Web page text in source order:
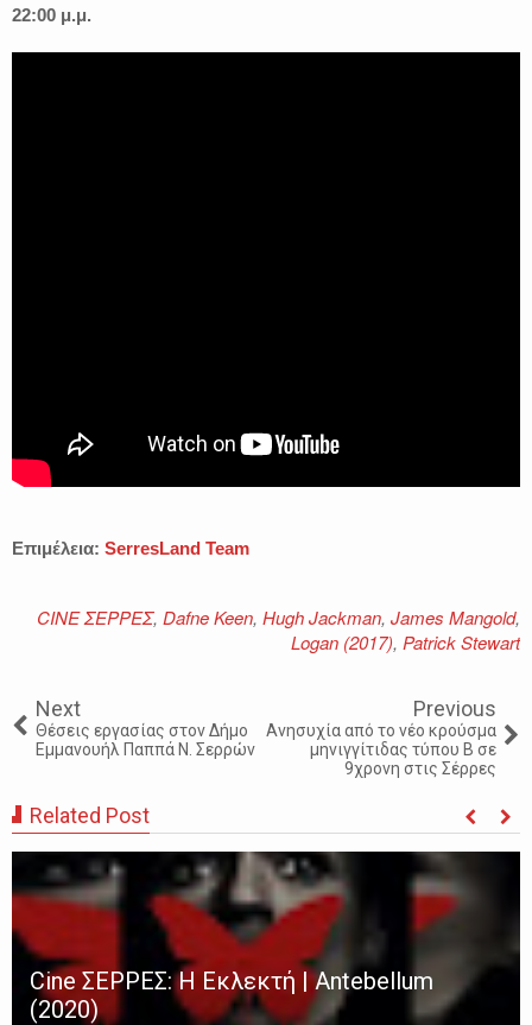
22:00 μ.μ.
Επιμέλεια: SerresLand Team
CINE ΣΕΡΡΕΣ, Dafne Keen, Hugh Jackman, James Mangold,
Logan (2017), Patrick Stewart
Next
Θέσεις εργασίας στον Δήμο
Εμμανουήλ Παππά Ν. Σερρών
Previous
Ανησυχία από το νέο κρούσμα
μηνιγγίτιδας τύπου Β σε
9χρονη στις Σέρρες
Related Post
Cine ΣΕΡΡΕΣ: Η Εκλεκτή | Antebellum
(2020)